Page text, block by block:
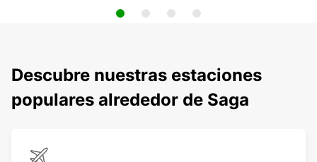
Descubre nuestras estaciones
populares alrededor de Saga